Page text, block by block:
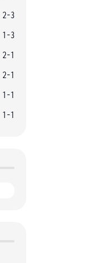
2-3
1-3
2-1
2-1
1-1
1-1